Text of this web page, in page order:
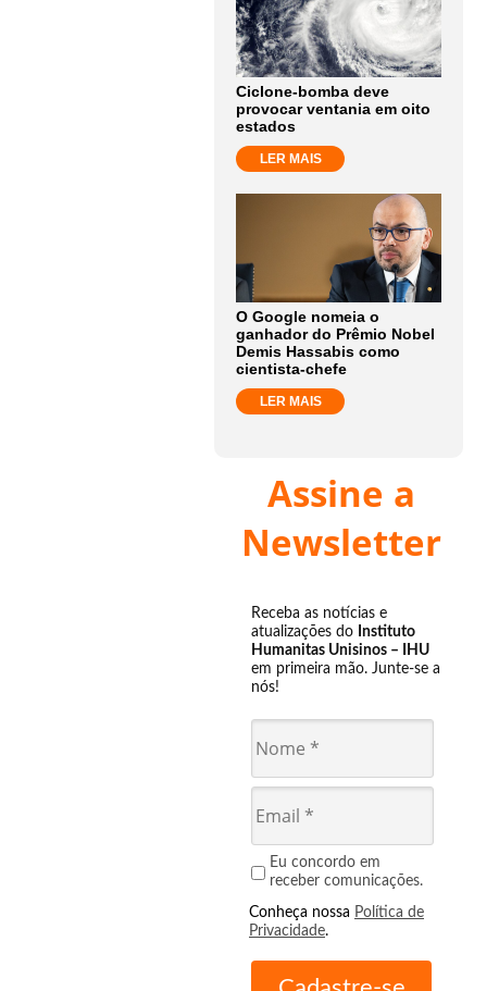
Ciclone-bomba deve
provocar ventania em oito
estados
LER MAIS
O Google nomeia o
ganhador do Prêmio Nobel
Demis Hassabis como
cientista-chefe
LER MAIS
Assine a
Newsletter
Receba as notícias e
atualizações do Instituto
Humanitas Unisinos – IHU
em primeira mão. Junte-se a
nós!
Eu concordo em
receber comunicações.
Conheça nossa Política de
Privacidade.